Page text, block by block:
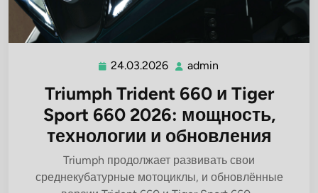
24.03.2026 24.03.2026
admin
Triumph Trident 660 и Tiger
Sport 660 2026: мощность,
технологии и обновления
Triumph продолжает развивать свои
среднекубатурные мотоциклы, и обновлённые